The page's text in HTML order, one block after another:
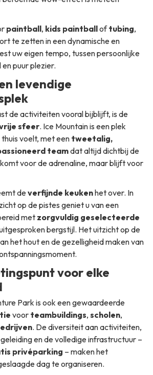
paintball, kids paintballoftubing,
te zetten in een dynamische en
uw eigen tempo, tussen persoonlijke
puur plezier.
levendige
de activiteiten vooral bijblijft, is de
sfeer. Ice Mountain is een plek
voelt, met een tweetalig,
teamdat altijd dichtbij de
voor de adrenaline, maar blijft voor
deverfijnde keukenhet over. In
op de pistes geniet u van een
met zorgvuldig geselecteerde
bergstijl. Het uitzicht op de
het hout en de gezelligheid maken van
voor elke
Park is ook een gewaardeerde
voor teambuildings, scholen,
. De diversiteit aan activiteiten,
en de volledige infrastructuur –
privéparking – maken het
dag te organiseren.